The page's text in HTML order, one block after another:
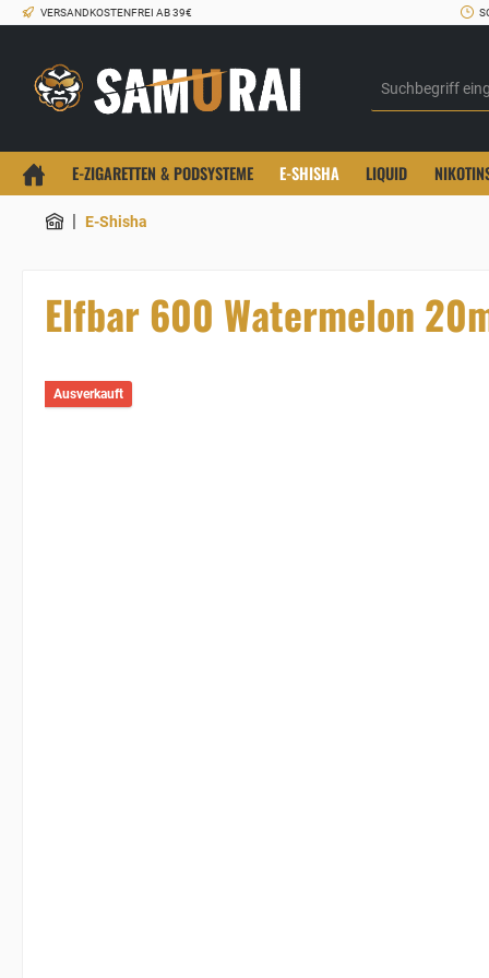
VERSANDKOSTENFREI AB 39€
E-ZIGARETTEN & PODSYSTEME E-SHISHA LIQUID
| E-Shisha
Elfbar 600 Watermelon
Ausverkauft